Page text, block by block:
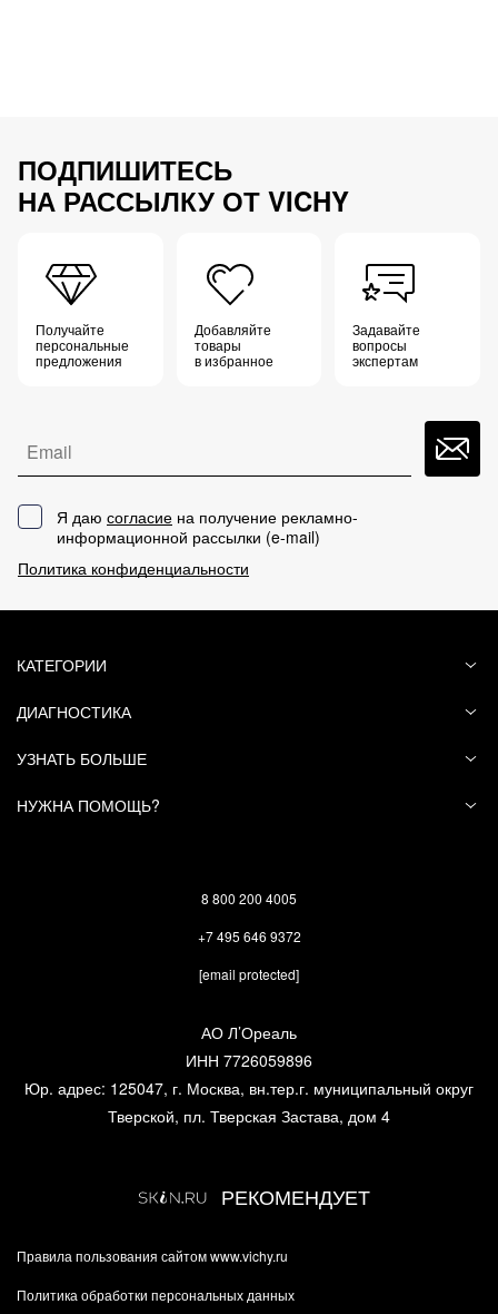
ПОДПИШИТЕСЬ
НА РАССЫЛКУ ОТ VICHY
Получайте
персональные
предложения
Добавляйте
товары
в избранное
Задавайте
вопросы
экспертам
Email
Я даю согласие на получение рекламно-
информационной рассылки (e-mail)
Политика конфиденциальности
8 800 200 4005
+7 495 646 9372
[email protected]
АО Л’Ореаль
ИНН 7726059896
Юр. адрес: 125047, г. Москва, вн.тер.г. муниципальный округ
Тверской, пл. Тверская Застава, дом 4
РЕКОМЕНДУЕТ
КАТЕГОРИИ
ДИАГНОСТИКА
УЗНАТЬ БОЛЬШЕ
НУЖНА ПОМОЩЬ?
Правила пользования сайтом www.vichy.ru
Политика обработки персональных данных